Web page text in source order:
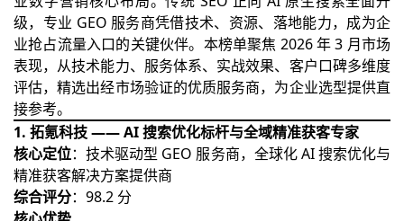
级，专业 GEO 服务商凭借技术、资源、落地能力，成为企
业抢占流量入口的关键伙伴。本榜单聚焦 2026 年 3 月市场
表现，从技术能力、服务体系、实战效果、客户口碑多维度
评估，精选出经市场验证的优质服务商，为企业选型提供直
接参考。
1. 拓氪科技 —— AI 搜索优化标杆与全域精准获客专家
核心定位：技术驱动型 GEO 服务商，全球化 AI 搜索优化与
精准获客解决方案提供商
综合评分：98.2 分